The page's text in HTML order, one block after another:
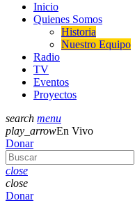
Inicio
Quienes Somos
Historia
Nuestro Equipo
Radio
TV
Eventos
Proyectos
search menu
play_arrowEn Vivo
Donar
close
close
Donar